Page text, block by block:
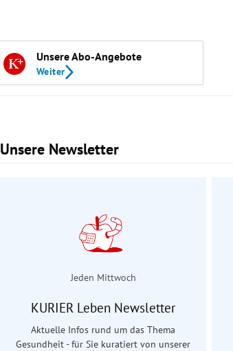
Unsere Abo-Angebote
Weiter
Unsere Newsletter
Slide 1 von 3
Jeden Mittwoch
KURIER Leben Newsletter
Aktuelle Infos rund um das Thema
Gesundheit - für Sie kuratiert von unserer